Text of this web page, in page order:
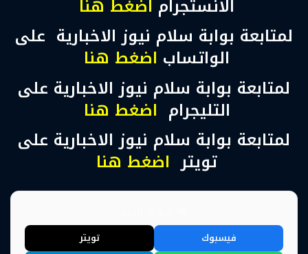
الانستجرام اضغط هنا
لمتابعة بوابة سلام نيوز الاخبارية على
الواتساب اضغط هنا
لمتابعة بوابة سلام نيوز الاخبارية على
التليجرام اضغط هنا
لمتابعة بوابة سلام نيوز الاخبارية على
تويتر اضغط هنا
فيسبوك
تويتر